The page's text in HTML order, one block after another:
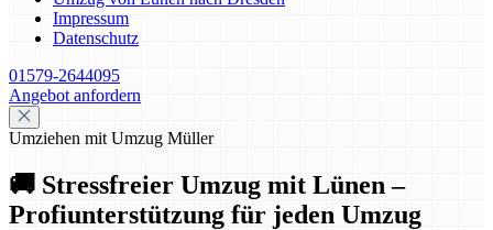
Impressum
Datenschutz
01579-2644095
Angebot anfordern
Umziehen mit Umzug Müller
🚚 Stressfreier Umzug mit Lünen –
Profiunterstützung für jeden Umzug